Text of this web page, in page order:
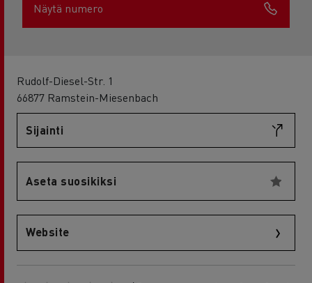
Näytä numero
Rudolf-Diesel-Str. 1
66877 Ramstein-Miesenbach
Sijainti
Aseta suosikiksi
Website